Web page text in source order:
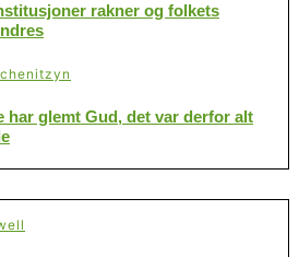
rakner og folkets
har glemt Gud, det var derfor alt